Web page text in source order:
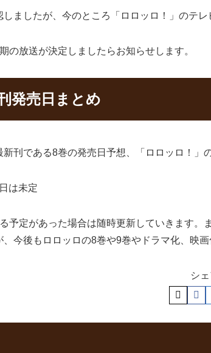
ましたが、今のところ「ロロッロ！」のテ
の放送が決定しましたらお知らせします。
発売日まとめ
刊である8巻の発売日予想、「ロロッロ！」
は未定
予定があった場合は随時更新していきます
今後もロロッロの8巻や9巻やドラマ化、映
シ